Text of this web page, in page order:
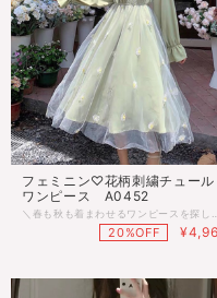
フェミニン♡花柄刺繍チュール
ワンピース A0452
＼春も秋も着まわせるワンピースを探している人におすすめ／ フリル襟とリボンタイがCUTEな、フェミニン花柄刺繍チュールワンピース♡ ウエスト切り替えで広がる花柄刺繍のチュールが、とってもおしゃれ！ ロングコートと合わせれば、寒い日でもかわいくおしゃれが楽しめます♪ 季節の変わり目にぴったりな、一枚あると便利なアイテム◎ ■サイズ Ｓ：着丈104cm 胸囲86cm ウエスト54-84cm 袖丈57cm Ｍ：着丈105cm 胸囲90cm ウエスト58-88cm 袖丈58cm Ｌ：着丈106cm 胸囲94cm ウエスト62-92cm 袖丈59cm ※多少の差がございます。目安とお考え下さい。 ■カラー アイボリー、グリーン 半袖タイプはこちらから⇢https://shop.retro-n.com/items/32606854 ♡おすすめ
20%OFF